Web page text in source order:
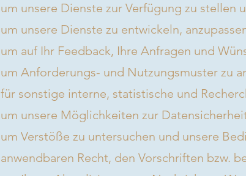
um unsere Dienste zur Verfügung zu stellen
um unsere Dienste zu entwickeln,
um auf Ihr Feedback, Ihre Anfragen und
um Anforderungs- und Nutzungsmuster zu
für sonstige interne, statistische und
um unsere Möglichkeiten zur
um Verstöße zu untersuchen und unsere
anwendbaren Recht, den Vorschriften bzw.